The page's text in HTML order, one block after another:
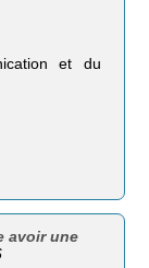
et du
avoir une